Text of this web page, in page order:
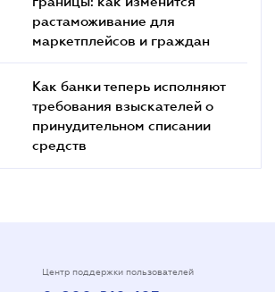
растаможивание для
маркетплейсов и граждан
Как банки теперь исполняют
требования взыскателей о
принудительном списании
средств
Центр поддержки пользователей